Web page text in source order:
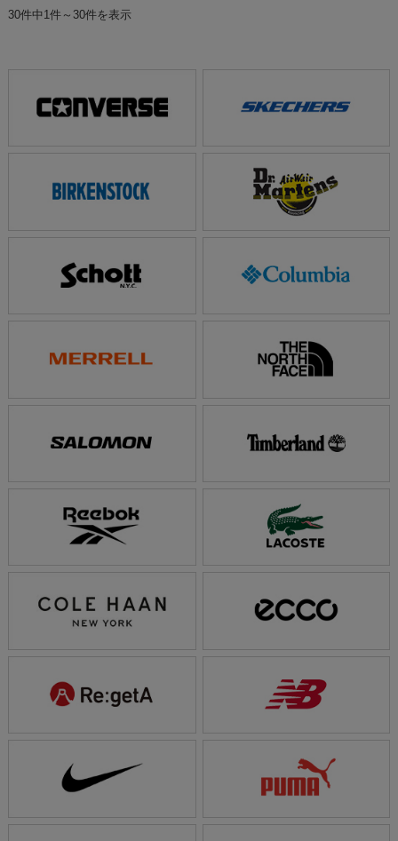
30件中1件～30件を表示